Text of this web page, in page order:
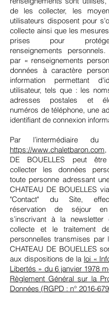
de les collecter, les
utilisateurs disposent pour
collecte ainsi que les
prises pour
renseignements
par « renseignements
données à caractère
information permettant
utilisateur, tels que : les
adresses postales et
numéros de téléphone, une
identifiant de connexion
Par l’intermédiaire
https://www.chaletbaron.com,
DE BOUELLES peut
collecter les données
toute personne adressant
CHATEAU DE BOUELLES
"Contact" du Site,
réservation de séjour
s’inscrivant à la
collecte et le traitement
personnelles transmises par
CHATEAU DE BOUELLES
aux dispositions de la loi «
Libertés » du 6 janvier 1978
Règlement Général sur la
Données (RGPD : n° 2016-